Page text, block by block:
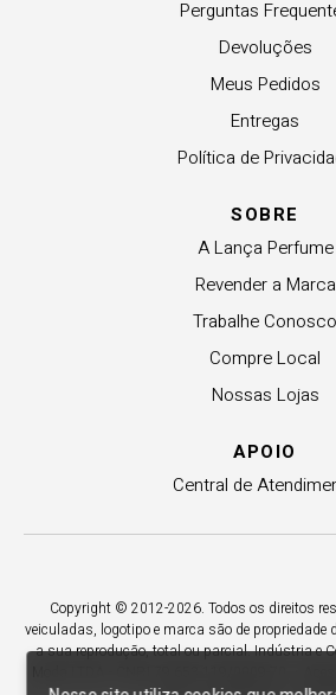
Perguntas
Devoluções
Meus Pedidos
Entregas
Política de
SOBRE
A Lança Perfume
Revender a Marca
Trabalhe Conosco
Compre Local
Nossas Lojas
APOIO
Central de
Copyright © 2012-2026. Todos os direitos
veiculadas, logotipo e marca são de propriedade
a sua reprodução, total ou parcial. Indústria e